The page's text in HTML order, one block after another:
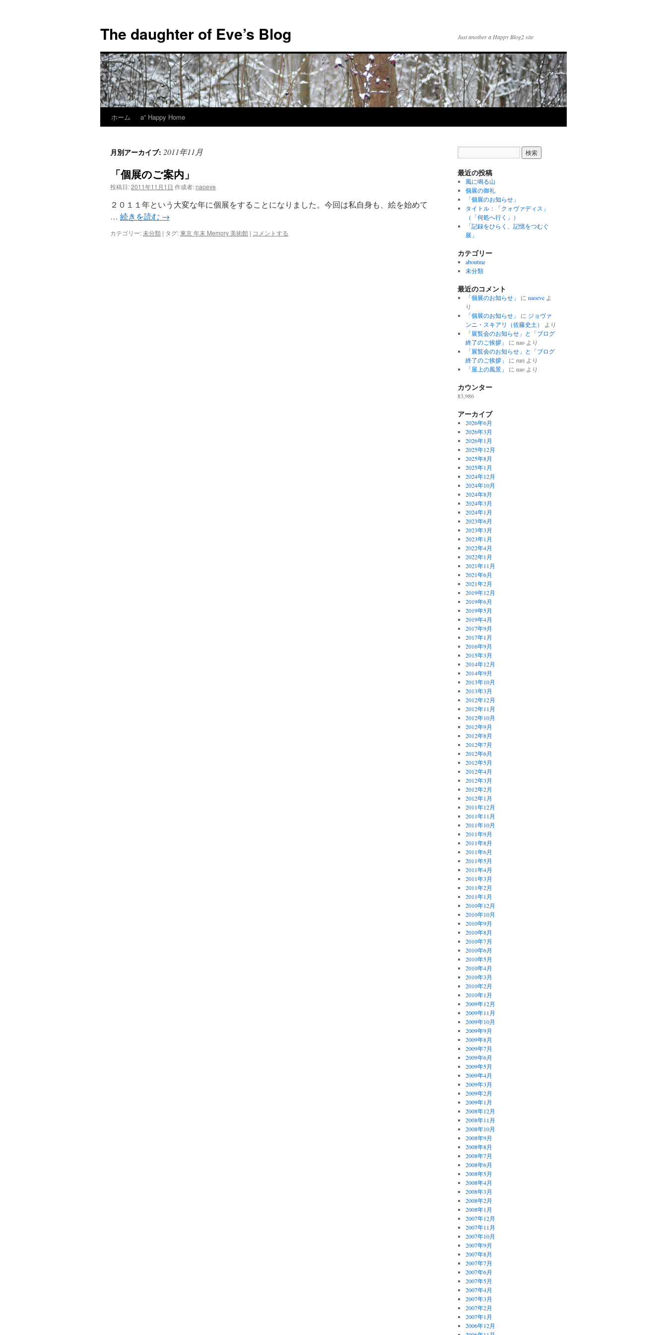
テ
ン
へ
ス
キ
ッ
プ
The daughter of Eve’s Blog Just another a Happy Blog2 site
ホーム a” Happy Home
月別アーカイブ: 2011年11月
「個展のご案内」
投稿日:2011年11月1日 作成者: naoeve
２０１１年という大変な年に個展をすることになりました。今回は私自身も、絵を始めて
… 続きを読む →
カテゴリー:未分類 | タグ:東京 年末 Memory 美術館 | コメントする
最近の投稿
風に鳴る山
個展の御礼
「個展のお知らせ」
タイトル：「クォヴァディス」
（「何処へ行く」）
「記録をひらく、記憶をつむぐ
展」
カテゴリー
aboutme
未分類
最近のコメント
「個展のお知らせ」 に naoeveよ
り
「個展のお知らせ」
に ジョヴァ
ンニ・スキアリ（佐藤史土）
より
「展覧会のお知らせ」と「ブログ
終了のご挨拶」
に naoより
「展覧会のお知らせ」と「ブログ
終了のご挨拶」
に ruri より
「屋上の風景」
に naoより
カウンター
83,986
アーカイブ
2026年6月
2026年3月
2026年1月
2025年12月
2025年8月
2025年1月
2024年12月
2024年10月
2024年8月
2024年3月
2024年1月
2023年6月
2023年3月
2023年1月
2022年4月
2022年1月
2021年11月
2021年6月
2021年2月
2019年12月
2019年6月
2019年5月
2019年4月
2017年9月
2017年1月
2016年9月
2015年3月
2014年12月
2014年9月
2013年10月
2013年3月
2012年12月
2012年11月
2012年10月
2012年9月
2012年8月
2012年7月
2012年6月
2012年5月
2012年4月
2012年3月
2012年2月
2012年1月
2011年12月
2011年11月
2011年10月
2011年9月
2011年8月
2011年6月
2011年5月
2011年4月
2011年3月
2011年2月
2011年1月
2010年12月
2010年10月
2010年9月
2010年8月
2010年7月
2010年6月
2010年5月
2010年4月
2010年3月
2010年2月
2010年1月
2009年12月
2009年11月
2009年10月
2009年9月
2009年8月
2009年7月
2009年6月
2009年5月
2009年4月
2009年3月
2009年2月
2009年1月
2008年12月
2008年11月
2008年10月
2008年9月
2008年8月
2008年7月
2008年6月
2008年5月
2008年4月
2008年3月
2008年2月
2008年1月
2007年12月
2007年11月
2007年10月
2007年9月
2007年8月
2007年7月
2007年6月
2007年5月
2007年4月
2007年3月
2007年2月
2007年1月
2006年12月